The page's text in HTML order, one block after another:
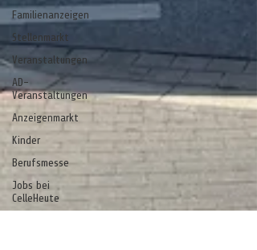
Familienanzeigen
Stellenmarkt
Veranstaltungen
AD-
Veranstaltungen
Anzeigenmarkt
Kinder
Berufsmesse
Jobs bei
CelleHeute